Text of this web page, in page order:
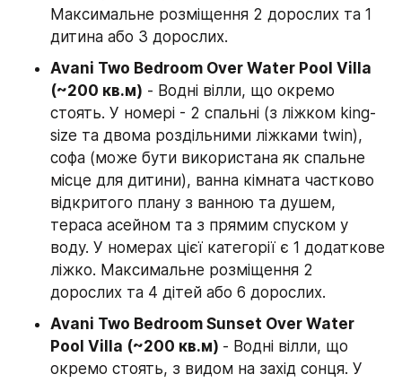
Максимальне розміщення 2 дорослих та 1
дитина або 3 дорослих.
Avani Two Bedroom Over Water Pool Villa
(~200 кв.м) - Водні вілли, що окремо
стоять. У номері - 2 спальні (з ліжком king-
size та двома роздільними ліжками twin),
софа (може бути використана як спальне
місце для дитини), ванна кімната частково
відкритого плану з ванною та душем,
тераса асейном та з прямим спуском у
воду. У номерах цієї категорії є 1 додаткове
ліжко. Максимальне розміщення 2
дорослих та 4 дітей або 6 дорослих.
Avani Two Bedroom Sunset Over Water
Pool Villa (~200 кв.м) - Водні вілли, що
окремо стоять, з видом на захід сонця. У